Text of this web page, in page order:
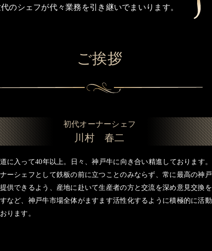
のシェフが代々業務を引き継いでまいります。
ご挨拶
初代オーナーシェフ
川村 春二
に入って40年以上。日々、神戸牛に向き合い精進しております。
ーシェフとして鉄板の前に立つことのみならず、常に最高の神戸
供できるよう、産地に赴いて生産者の方と交流を深め意見交換を
など、神戸牛市場全体がますます活性化するように積極的に活動
ります。